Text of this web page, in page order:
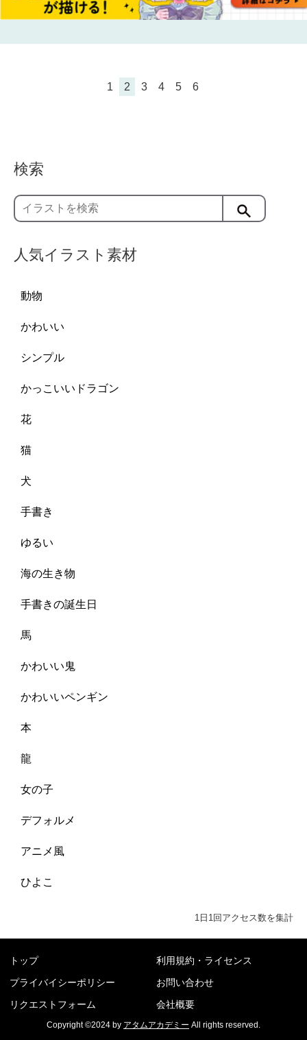
1 2 3 4 5 6
検索
人気イラスト素材
動物
かわいい
シンプル
かっこいいドラゴン
花
猫
犬
手書き
ゆるい
海の生き物
手書きの誕生日
馬
かわいい鬼
かわいいペンギン
本
龍
女の子
デフォルメ
アニメ風
ひよこ
1日1回アクセス数を集計
トップ
利用規約・ライセンス
プライバイシーポリシー
お問い合わせ
リクエストフォーム
会社概要
Copyright ©2024 by アタムアカデミー All rights reserved.